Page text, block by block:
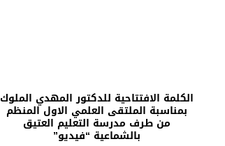
الكلمة الافتتاحية للدكتور المهدي الملوك
بمناسبة الملتقى العلمي الاول المنظم
من طرف مدرسة التعليم العتيق
بالشماعية “فيديو”